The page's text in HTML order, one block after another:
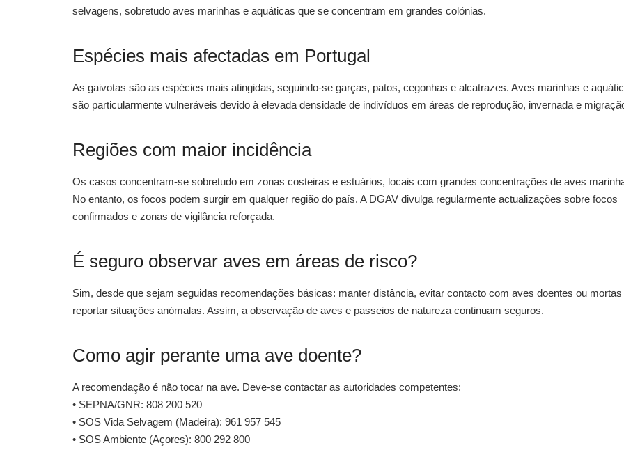
selvagens, sobretudo aves marinhas e aquáticas que se concentram em grandes colónias.
Espécies mais afectadas em Portugal
As gaivotas são as espécies mais atingidas, seguindo-se garças, patos, cegonhas e alcatrazes. Aves marinhas e
são particularmente vulneráveis devido à elevada densidade de indivíduos em áreas de reprodução, invernada e
Regiões com maior incidência
Os casos concentram-se sobretudo em zonas costeiras e estuários, locais com grandes concentrações de aves
No entanto, os focos podem surgir em qualquer região do país. A DGAV divulga regularmente actualizações sobre focos
confirmados e zonas de vigilância reforçada.
É seguro observar aves em áreas de risco?
Sim, desde que sejam seguidas recomendações básicas: manter distância, evitar contacto com aves doentes ou mortas
reportar situações anómalas. Assim, a observação de aves e passeios de natureza continuam seguros.
Como agir perante uma ave doente?
A recomendação é não tocar na ave. Deve-se contactar as autoridades competentes:
• SEPNA/GNR: 808 200 520
• SOS Vida Selvagem (Madeira): 961 957 545
• SOS Ambiente (Açores): 800 292 800